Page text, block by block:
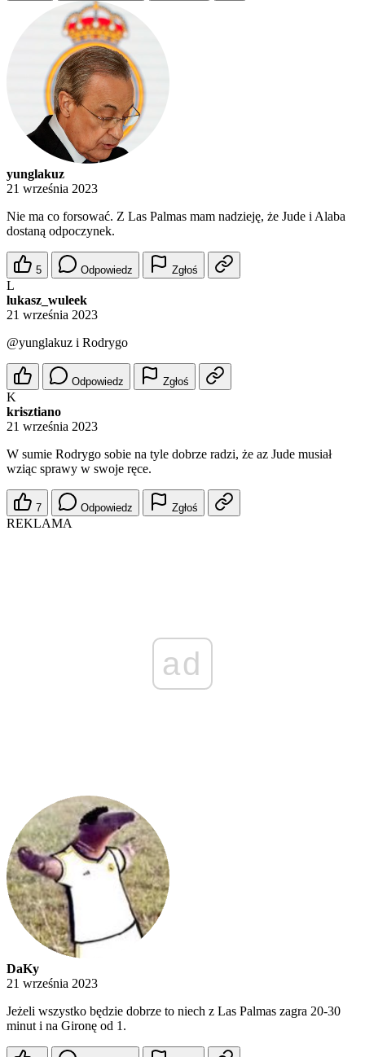
yunglakuz
21 września 2023
Nie ma co forsować. Z Las Palmas mam nadzieję, że Jude i Alaba
dostaną odpoczynek.
5 Odpowiedz Zgłoś
L
lukasz_wuleek
21 września 2023
@yunglakuz i Rodrygo
Odpowiedz Zgłoś
K
krisztiano
21 września 2023
W sumie Rodrygo sobie na tyle dobrze radzi, że az Jude musiał
wziąc sprawy w swoje ręce.
7 Odpowiedz Zgłoś
REKLAMA
ad
DaKy
21 września 2023
Jeżeli wszystko będzie dobrze to niech z Las Palmas zagra 20-30
minut i na Gironę od 1.